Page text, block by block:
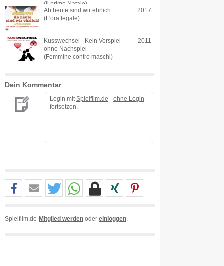
(Il primo Natale)
Ab heute sind wir ehrlich
(L'ora legale)
2017
Kusswechsel - Kein Vorspiel
ohne Nachspiel
(Femmine contro maschi)
2011
Dein Kommentar
Login mit Spielfilm.de - ohne Login
fortsetzen.
Spielfilm.de-Mitglied werden oder einloggen